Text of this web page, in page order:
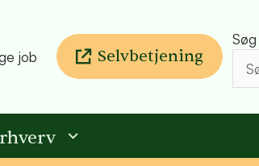
job Selvbetjening
Søg